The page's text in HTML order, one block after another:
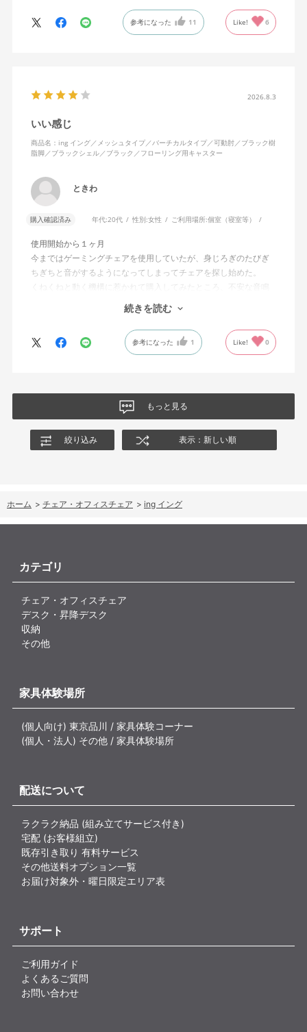
特に前後に揺らす時にヘッドレストありで購入して良かったと思
えます。揺れを止める機能もちゃんとあります。
参考になった 11 Like! 6
2026.8.3
いい感じ
商品名：ing イング／メッシュタイプ／バーチカルタイプ／可動肘／ブラック樹
脂脚／ブラックシェル／ブラック／フローリング用キャスター
ときわ
購入確認済み 年代:20代 性別:女性 ご利用場所:個室（寝室等）
使用開始から１ヶ月
今まではゲーミングチェアを使用していたが、身じろぎのたびぎ
ちぎちと音がするようになってしまってチェアを探し始めた。
くねくねと動く機構に惹かれて購入してみたところ、不安な音鳴
りは無くなった！但し座る時と立つ時はカッチョンと音がする。
これは座っていない時に椅子が倒れないように立ち上がると水平
に保つ機構があるようだ。
絵を描くのと、ゲームをするためのデスクで使用しているためお
尻についてくるフレキシブルな座面が嬉しい。
続きを読む
参考になった 1 Like! 0
もっと見る
絞り込み 表示：新しい順
ホーム > チェア・オフィスチェア > ing イング
カテゴリ
チェア・オフィスチェア
デスク・昇降デスク
収納
その他
家具体験場所
(個人向け) 東京品川 / 家具体験コーナー
(個人・法人) その他 / 家具体験場所
配送について
ラクラク納品 (組み立てサービス付き)
宅配 (お客様組立)
既存引き取り 有料サービス
その他送料オプション一覧
お届け対象外・曜日限定エリア表
サポート
ご利用ガイド
よくあるご質問
お問い合わせ